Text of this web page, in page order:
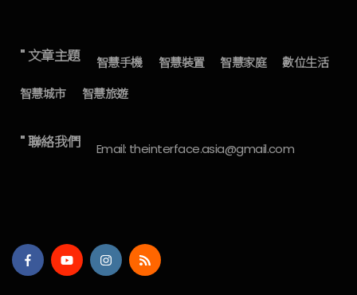
" 文章主題 智慧手機 智慧裝置 智慧家庭
數位生活
智慧城市
智慧旅遊
" 聯絡我們 Email: theinterface.asia@gmail.com